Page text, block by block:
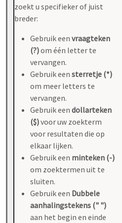
zoekt u specifieker of juist
breder:
Gebruik een vraagteken
(?)om één letter te
vervangen.
Gebruik een sterretje (*)
om meer letters te
vervangen.
Gebruik een dollarteken
($)voor uw zoekterm
voor resultaten die op
elkaar lijken.
Gebruik een minteken (-)
om zoektermen uit te
sluiten.
Gebruik een Dubbele
aanhalingstekens (" ")
aan het begin en einde